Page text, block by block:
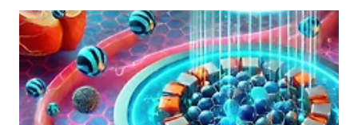
있는 기술이에요. 레이저 광선을 집중시켜 아주 작은 입자에 힘을 가함으로써,
그 입자를 공중에 띄우거나 움직일 수 있는 거죠. 처음 들었을 땐 뭔가 마법 같
은 느낌이 들었는데, 사실은 물리학적으로 아주 정밀하게 계산된 ‘광압’이라는
힘이 작용하는 과학적인 원리랍니다. 이 기술은 1980년대에 처음 개발되었고,
2018년에는 노벨..